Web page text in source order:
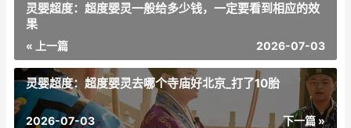
灵婴超度：超度婴灵一般给多少钱，一定要看到相应的效
果
« 上一篇 2026-07-03
灵婴超度：超度婴灵去哪个寺庙好北京_打了10胎
下一篇 »
2026-07-03